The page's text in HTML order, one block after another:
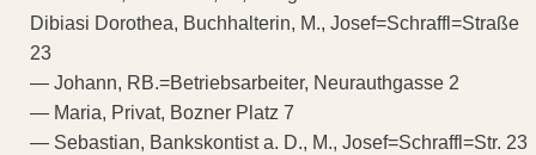
Dibiasi Dorothea, Buchhalterin, M., Josef=Schraffl=Straße
23
— Johann, RB.=Betriebsarbeiter, Neurauthgasse 2
— Maria, Privat, Bozner Platz 7
— Sebastian, Bankskontist a. D., M., Josef=Schraffl=Str. 23